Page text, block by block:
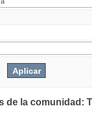
de la comunidad: